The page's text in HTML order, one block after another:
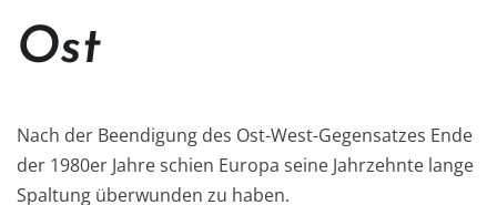
Ost
Nach der Beendigung des Ost-West-Gegensatzes Ende
der 1980er Jahre schien Europa seine Jahrzehnte lange
Spaltung überwunden zu haben.